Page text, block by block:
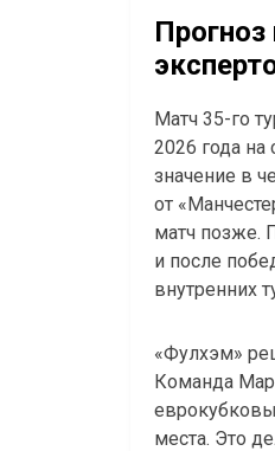
Матч 35-го
2026 года
значение в
от
матч позже.
и после
внутренних
«Фулхэм»
Команда
места. Это